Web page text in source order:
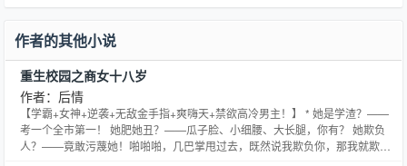
作者的其他小说
重生校园之商女十八岁
作者：后情
【学霸+女神+逆袭+无敌金手指+爽嗨天+禁欲高冷男主！】 * 她是学渣？——
考一个全市第一！ 她肥她丑？——瓜子脸、小细腰、大长腿，你有？ 她欺负
人？——竟敢污蔑她！啪啪啪，几巴掌甩过去，既然说我欺负你，那我就欺负